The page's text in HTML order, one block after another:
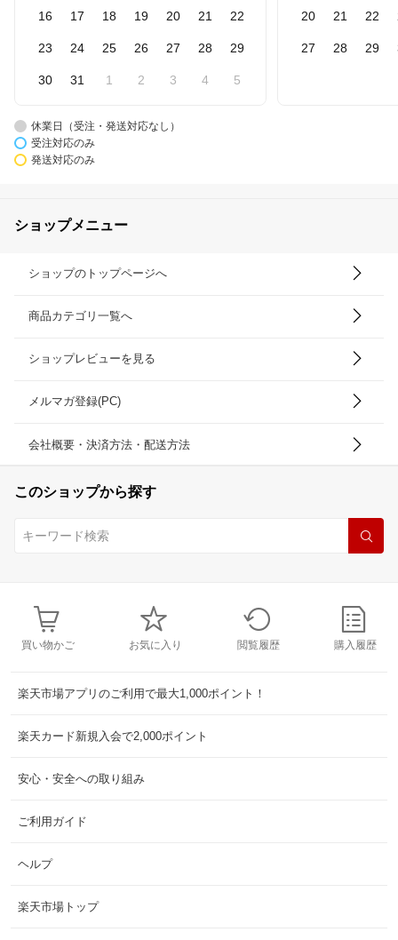
16 17 18 19 20 21 22
23 24 25 26 27 28 29
30 31 1 2 3 4 5
20 21 22
27 28 29
休業日（受注・発送対応なし）
受注対応のみ
発送対応のみ
ショップメニュー
ショップのトップページへ
商品カテゴリ一覧へ
ショップレビューを見る
メルマガ登録(PC)
会社概要・決済方法・配送方法
このショップから探す
買い物かご お気に入り 閲覧履歴 購入履歴
楽天市場アプリのご利用で最大1,000ポイント！
楽天カード新規入会で2,000ポイント
安心・安全への取り組み
ご利用ガイド
ヘルプ
楽天市場トップ